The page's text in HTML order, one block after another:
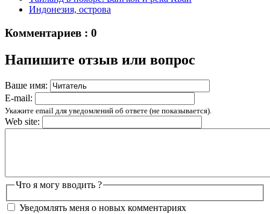
Индонезия, острова
Комментариев : 0
Напишите отзыв или вопрос
Ваше имя:
E-mail:
Укажите email для уведомлений об ответе (не показывается).
Web site:
Что я могу вводить ?
Уведомлять меня о новых комментариях